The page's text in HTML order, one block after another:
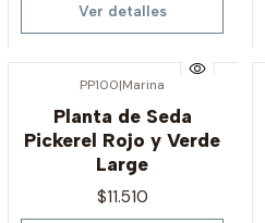
Ver detalles
PP100|Marina
Planta de Seda
Pickerel Rojo y Verde
Large
$11.510